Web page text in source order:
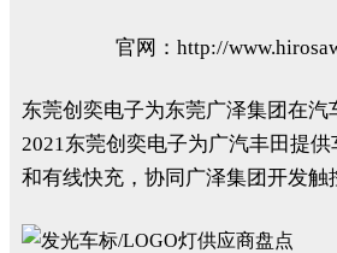
官网：http://
东莞创奕电子为东莞广泽集团在汽
2021东莞创奕电子为广汽丰田提
和有线快充，协同广泽集团开发触